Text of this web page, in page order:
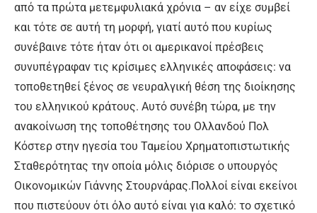
από τα πρώτα μετεμφυλιακά χρόνια – αν είχε συμβεί
και τότε σε αυτή τη μορφή, γιατί αυτό που κυρίως
συνέβαινε τότε ήταν ότι οι αμερικανοί πρέσβεις
συνυπέγραφαν τις κρίσιμες ελληνικές αποφάσεις: να
τοποθετηθεί ξένος σε νευραλγική θέση της διοίκησης
του ελληνικού κράτους. Αυτό συνέβη τώρα, με την
ανακοίνωση της τοποθέτησης του Ολλανδού Πολ
Κόστερ στην ηγεσία του Ταμείου Χρηματοπιστωτικής
Σταθερότητας την οποία μόλις διόρισε ο υπουργός
Οικονομικών Γιάννης Στουρνάρας.Πολλοί είναι εκείνοι
που πιστεύουν ότι όλο αυτό είναι για καλό: το σχετικό